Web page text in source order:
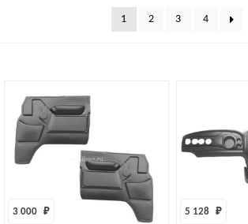
1 2 3 4
3 000 ₽ 5 128 ₽